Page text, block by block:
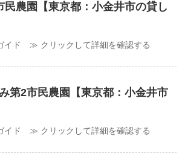
民農園【東京都：小金井市の貸し
イド ≫ クリックして詳細を確認する
第2市民農園【東京都：小金井市
イド ≫ クリックして詳細を確認する